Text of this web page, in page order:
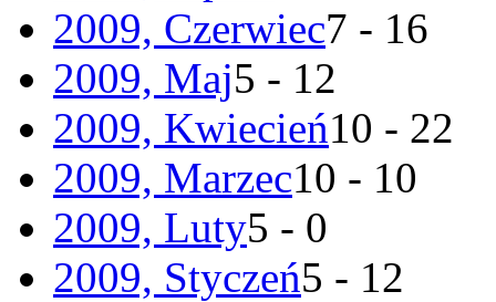
2009, Czerwiec7 - 16
2009, Maj5 - 12
2009, Kwiecień10 - 22
2009, Marzec10 - 10
2009, Luty5 - 0
2009, Styczeń5 - 12